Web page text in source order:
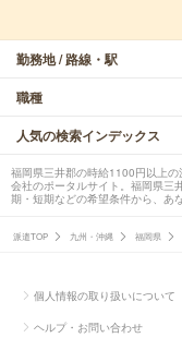
勤務地 / 路線・駅
職種
人気の検索インデックス
福岡県三井郡の時給1100円以上
会社のポータルサイト。福岡県三
期・短期などの希望条件から、あ
派遣TOP 九州・沖縄 福岡県
個人情報の取り扱いについて
ヘルプ・お問い合わせ